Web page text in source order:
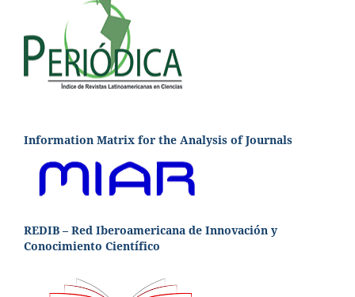
Information Matrix for the Analysis of Journals
REDIB – Red Iberoamericana de Innovación y
Conocimiento Científico